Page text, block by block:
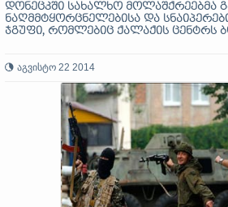
დონეცკში სახალხო მოლაშქრეებმა
ნაღმმტყორცნელებისა და
ჯგუფი, რომლებიც ქალაქის ცენტრს
აგვისტო 22 2014